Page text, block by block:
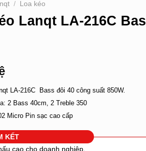
/ Loa kéo
Lanqt LA-216C
LA-216C Bass đôi 40 công suất 850W.
2 Bass 40cm, 2 Treble 350
Micro Pin sạc cao cấp
KẾT
cao cho doanh nghiệp.